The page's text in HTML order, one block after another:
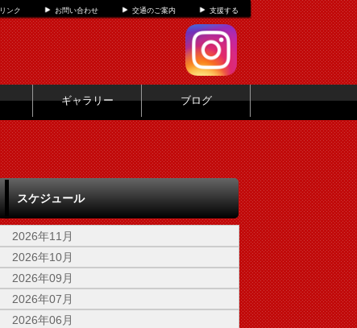
リンク お問い合わせ 交通のご案内 支援する
ギャラリー ブログ
スケジュール
2026年11月
2026年10月
2026年09月
2026年07月
2026年06月